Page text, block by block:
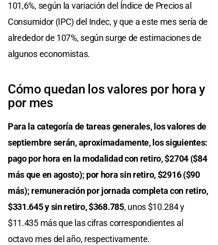
101,6%, según la variación del Índice de Precios al
Consumidor (IPC) del Indec, y que a este mes sería de
alrededor de 107%, según surge de estimaciones de
algunos economistas.
Cómo quedan los valores por hora y
por mes
Para la categoría de tareas generales, los valores de
septiembre serán, aproximadamente, los siguientes:
pago por hora en la modalidad con retiro, $2704 ($84
más que en agosto); por hora sin retiro, $2916 ($90
más); remuneración por jornada completa con retiro,
$331.645 y sin retiro, $368.785, unos $10.284 y
$11.435 más que las cifras correspondientes al
octavo mes del año, respectivamente.